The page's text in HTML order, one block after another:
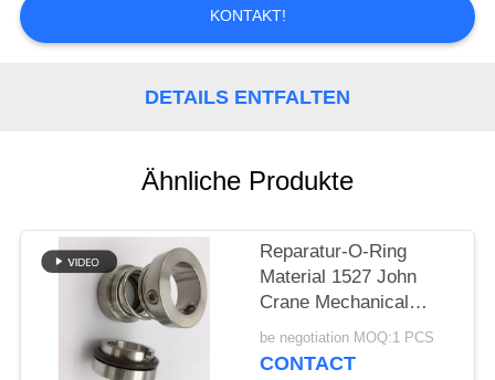
FORDERN
SITEMAP
PRIVACY
POLICY
KONTAKT!
DETAILS ENTFALTEN
Ähnliche Produkte
Reparatur-O-Ring
Material 1527 John
Crane Mechanical
Seals SS304
be negotiation MOQ:1 PCS
CONTACT